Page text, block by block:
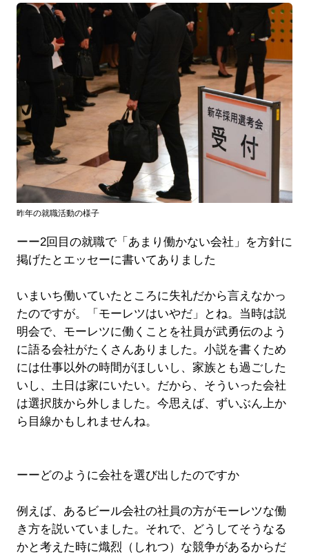
昨年の就職活動の様子
ーー2回目の就職で「あまり働かない会社」を方針に
掲げたとエッセーに書いてありました
いまいち働いていたところに失礼だから言えなかっ
たのですが。「モーレツはいやだ」とね。当時は説
明会で、モーレツに働くことを社員が武勇伝のよう
に語る会社がたくさんありました。小説を書くため
には仕事以外の時間がほしいし、家族とも過ごした
いし、土日は家にいたい。だから、そういった会社
は選択肢から外しました。今思えば、ずいぶん上か
ら目線かもしれませんね。
ーーどのように会社を選び出したのですか
例えば、あるビール会社の社員の方がモーレツな働
き方を説いていました。それで、どうしてそうなる
かと考えた時に熾烈（しれつ）な競争があるからだ